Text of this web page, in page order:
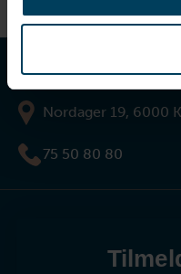
info@salfarm.com
Nordager 19, 6000
75 50 80 80
Nyttige Links